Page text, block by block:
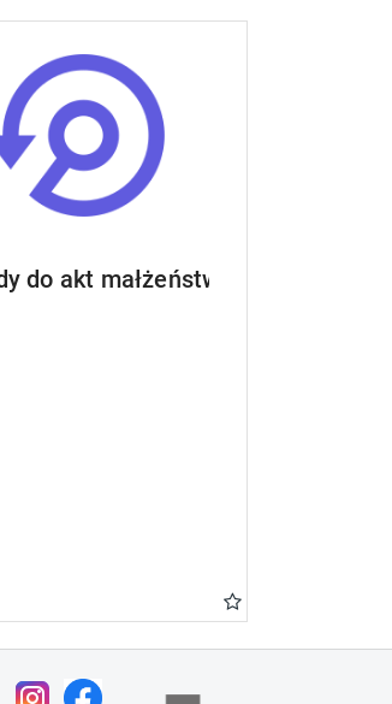
do akt małżeństw